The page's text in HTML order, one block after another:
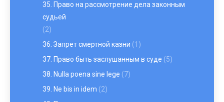
35. Право на рассмотрение дела законным
судьей
(2)
36. Запрет смертной казни (1)
37. Право быть заслушанным в суде (5)
38. Nulla poena sine lege (7)
39. Ne bis in idem (2)